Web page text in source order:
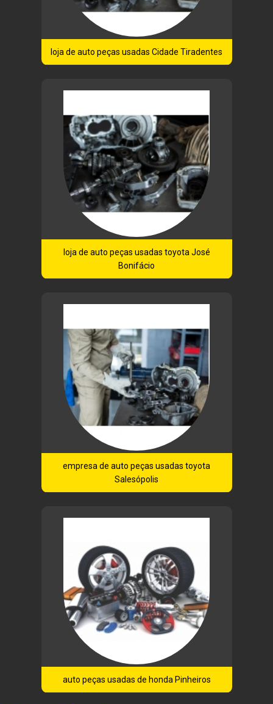
loja de auto peças usadas Cidade Tiradentes
loja de auto peças usadas toyota José
Bonifácio
empresa de auto peças usadas toyota
Salesópolis
auto peças usadas de honda Pinheiros